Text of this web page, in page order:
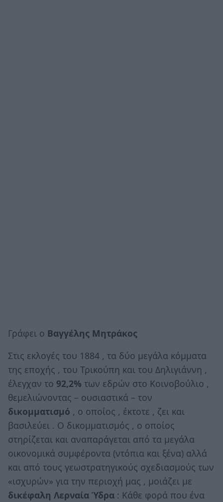
Γράφει ο Βαγγέλης Μητράκος
Στις εκλογές του 1884 , τα δύο μεγάλα κόμματα
της εποχής , του Τρικούπη και του Δηλιγιάννη ,
έλεγχαν το 92,2% των εδρών στο Κοινοβούλιο ,
θεμελιώνοντας – ουσιαστικά – τον
δικομματισμό , ο οποίος , έκτοτε , ζει και
βασιλεύει . Ο δικομματισμός , ο οποίος
στηρίζεται και αναπαράγεται από τα μεγάλα
οικονομικά συμφέροντα (ντόπια και ξένα) αλλά
και από τους γεωστρατηγικούς σχεδιασμούς των
«ισχυρών» για την περιοχή μας , μοιάζει με
δικέφαλη Λερναία Ύδρα : Κάθε φορά που ένα